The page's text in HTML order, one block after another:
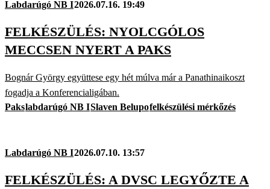
Labdarúgó NB I2026.07.16. 19:49
FELKÉSZÜLÉS: NYOLCGÓLOS
MECCSEN NYERT A PAKS
Bognár György együttese egy hét múlva már a Panathinaikoszt
fogadja a Konferencialigában.
Pakslabdarúgó NB ISlaven Belupofelkészülési mérkőzés
Labdarúgó NB I2026.07.10. 13:57
FELKÉSZÜLÉS: A DVSC LEGYŐZTE A